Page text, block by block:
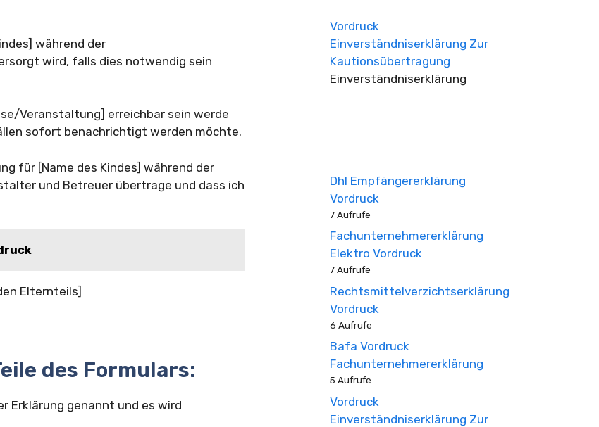
während der
wird, falls dies notwendig sein
Veranstaltung] erreichbar sein werde
sofort benachrichtigt werden möchte.
für [Name des Kindes] während der
und Betreuer übertrage und dass ich
Elternteils]
des Formulars:
Erklärung genannt und es wird
Vordruck
Einverständniserklärung Zur
Kautionsübertragung
Einverständniserklärung
Dhl Empfängererklärung
Vordruck
7 Aufrufe
Fachunternehmererklärung
Elektro Vordruck
7 Aufrufe
Rechtsmittelverzichtserklärung
Vordruck
6 Aufrufe
Bafa Vordruck
Fachunternehmererklärung
5 Aufrufe
Vordruck
Einverständniserklärung Zur